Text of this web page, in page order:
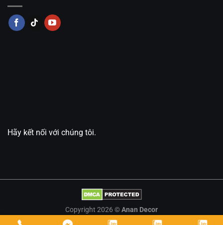
Hãy kết nối với chúng tôi.
Copyright 2026 ©Anan Decor